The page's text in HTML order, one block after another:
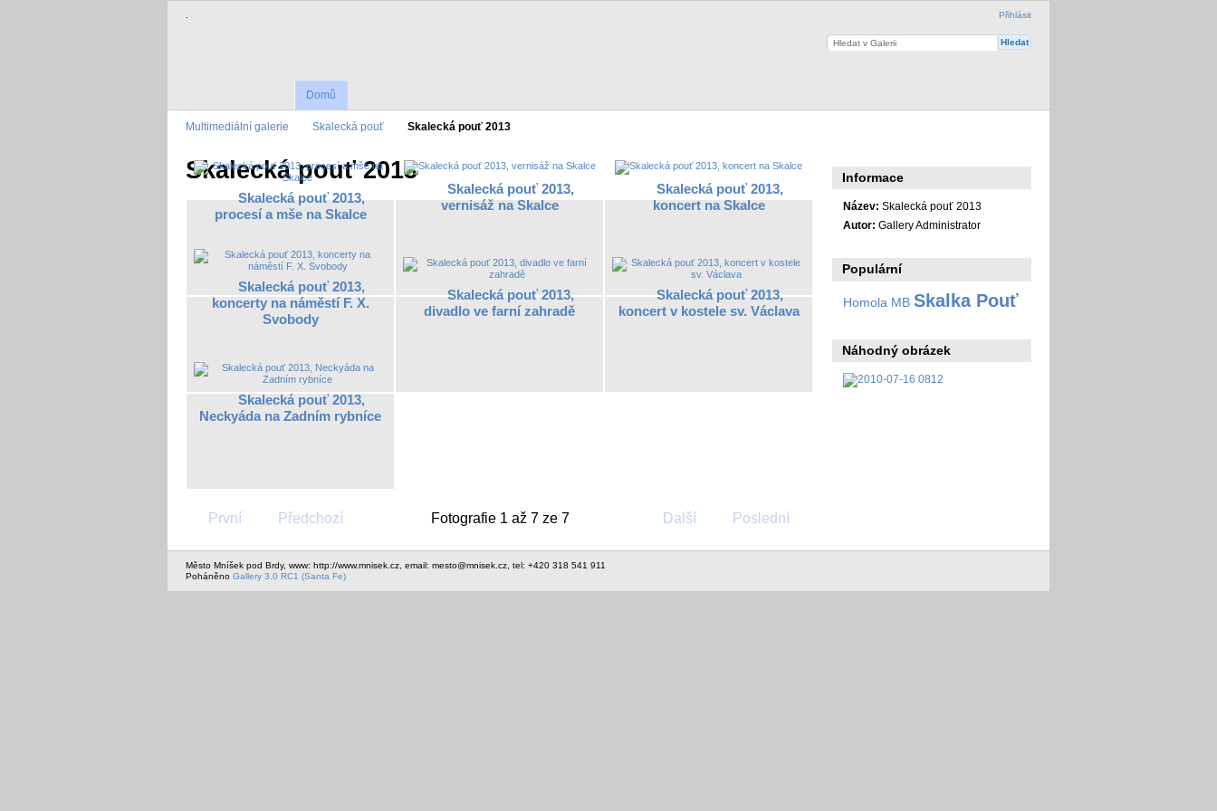
. Přihlásit
Domů
Multimediální galerie Skalecká pouť Skalecká pouť 2013
Skalecká pouť 2013
Skalecká pouť 2013,
procesí a mše na Skalce
Skalecká pouť 2013,
vernisáž na Skalce
Skalecká pouť 2013,
koncert na Skalce
Skalecká pouť 2013,
koncerty na náměstí F. X.
Svobody
Skalecká pouť 2013,
divadlo ve farní zahradě
Skalecká pouť 2013,
koncert v kostele sv. Václava
Skalecká pouť 2013,
Neckyáda na Zadním rybníce
První Předchozí Fotografie 1 až 7 ze 7 Další Poslední
Informace
Název: Skalecká pouť 2013
Autor: Gallery Administrator
Populární
Homola MB Skalka Pouť
Náhodný obrázek
Město Mníšek pod Brdy, www: http://www.mnisek.cz, email: mesto@mnisek.cz, tel: +420 318 541 911
Poháněno Gallery 3.0 RC1 (Santa Fe)